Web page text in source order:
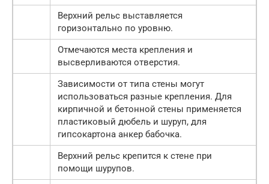
Верхний рельс выставляется
горизонтально по уровню.
Отмечаются места крепления и
высверливаются отверстия.
Зависимости от типа стены могут
использоваться разные крепления. Для
кирпичной и бетонной стены применяется
пластиковый дюбель и шуруп, для
гипсокартона анкер бабочка.
Верхний рельс крепится к стене при
помощи шурупов.